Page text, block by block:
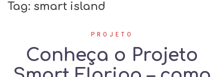
Tag: smart island
PROJETO
Conheça o Projeto